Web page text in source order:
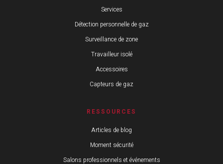
Services
Détection personnelle de gaz
Surveillance de zone
Travailleur isolé
Accessoires
Capteurs de gaz
RESSOURCES
Articles de blog
Moment sécurité
Salons professionnels et événements